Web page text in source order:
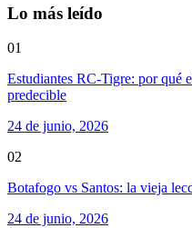
Lo más leído
01
Estudiantes RC-Tigre: por qué
predecible
24 de junio, 2026
02
Botafogo vs Santos: la vieja
24 de junio, 2026